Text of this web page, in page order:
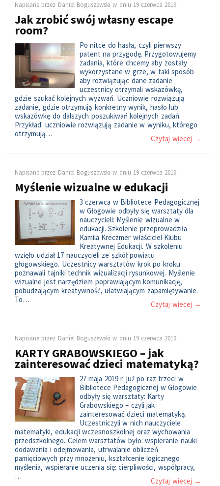
Napisane przez Daniel Boguszewskiw dniu 19 czerwca 2019
Jak zrobić swój własny escape
room?
Po nitce do hasła, czyli pierwszy
patent na przygodę. Przygotowujemy
zadania, które chcemy aby zostały
wykorzystane w grze, w taki sposób
aby rozwiązując dane zadanie
uczestnicy otrzymali wskazówkę,
gdzie szukać kolejnych wyzwań. Uczniowie rozwiązują
zadanie, gdzie otrzymują konkretny wynik, hasło lub
wskazówkę do dalszych poszukiwań kolejnych zadań.
Przykład: uczniowie rozwiązują zadanie w wyniku, którego
otrzymują…
Czytaj wiecej →
Napisane przez Daniel Boguszewskiw dniu 19 czerwca 2019
Myślenie wizualne w edukacji
3 czerwca w Bibliotece Pedagogicznej
w Głogowie odbyły się warsztaty dla
nauczycieli: Myślenie wizualne w
edukacji. Szkolenie przeprowadziła
Kamila Kreczmer właściciel Klubu
Kreatywnej Edukacji. W szkoleniu
wzięło udział 17 nauczycieli ze szkół powiatu
głogowskiego. Uczestnicy warsztatów krok po kroku
poznawali tajniki technik wizualizacji rysunkowej. Myślenie
wizualne jest narzędziem poprawiającym komunikację,
pobudzającym kreatywność, ułatwiającym zapamiętywanie.
To…
Czytaj wiecej →
Napisane przez Daniel Boguszewskiw dniu 19 czerwca 2019
KARTY GRABOWSKIEGO – jak
zainteresować dzieci matematyką?
27 maja 2019 r. już po raz trzeci w
Bibliotece Pedagogicznej w Głogowie
odbyły się warsztaty: Karty
Grabowskiego – czyli jak
zainteresować dzieci matematyką.
Uczestniczyli w nich nauczyciele
matematyki, edukacji wczesnoszkolnej oraz wychowania
przedszkolnego. Celem warsztatów było: wspieranie nauki
dodawania i odejmowania, utrwalanie obliczeń
pamięciowych przy mnożeniu, kształcenie logicznego
myślenia, wspieranie uczenia się: cierpliwości, współpracy,
…
Czytaj wiecej →